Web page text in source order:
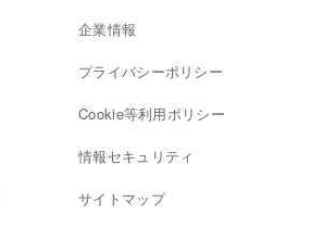
企業情報
プライバシーポリシー
Cookie等利用ポリシー
情報セキュリティ
サイトマップ